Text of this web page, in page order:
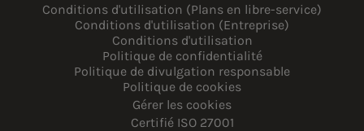
Conditions d'utilisation (Plans en libre-service)
Conditions d'utilisation (Entreprise)
Conditions d'utilisation
Politique de confidentialité
Politique de divulgation responsable
Politique de cookies
Gérer les cookies
Certifié ISO 27001